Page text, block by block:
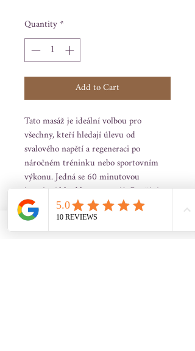
Quantity*
Add to Cart
Tato masáž je ideální volbou pro
všechny, kteří hledají úlevu od
svalového napětí a regeneraci po
náročném tréninku nebo sportovním
výkonu. Jedná se 60 minutovou
intezivní hloubkovou masáž. Používáme
mátový olej, který má příjemné chladivé
účinky, které pomáhají zklidnit
namožené svaly a zlepšit krevní oběh.